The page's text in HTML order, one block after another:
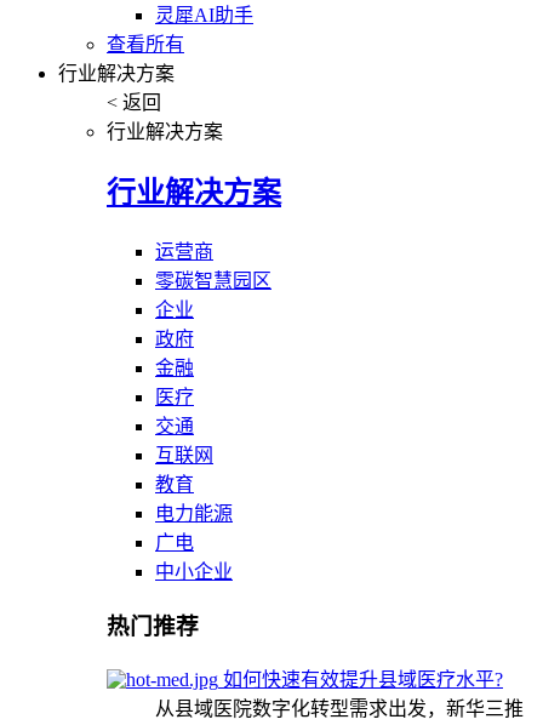
灵犀AI助手
查看所有
行业解决方案
< 返回
行业解决方案
行业解决方案
运营商
零碳智慧园区
企业
政府
金融
医疗
交通
互联网
教育
电力能源
广电
中小企业
热门推荐
如何快速有效提升县域医疗水平?
从县域医院数字化转型需求出发，新华三推